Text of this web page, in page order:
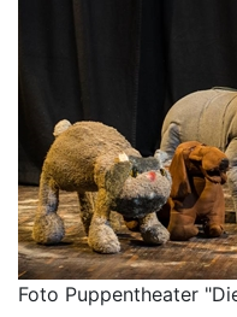
Foto Puppentheater